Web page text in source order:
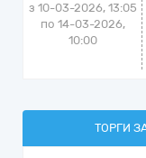
з 10-03-2026, 13:05
по 14-03-2026,
10:00
ТОРГИ